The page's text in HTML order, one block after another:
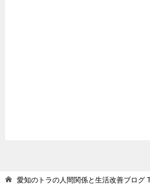
愛知のトラの人間関係と生活改善ブログ